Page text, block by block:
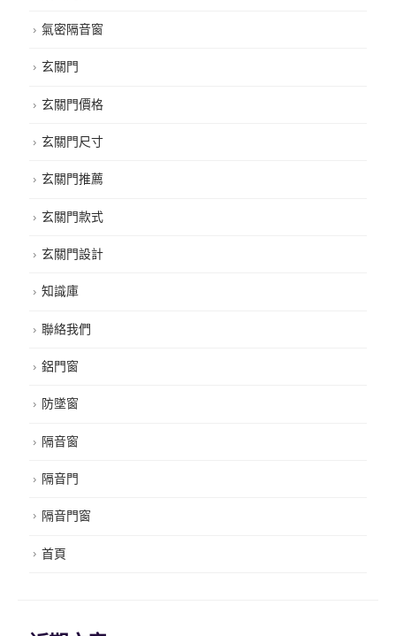
氣密隔音窗
玄關門
玄關門價格
玄關門尺寸
玄關門推薦
玄關門款式
玄關門設計
知識庫
聯絡我們
鋁門窗
防墜窗
隔音窗
隔音門
隔音門窗
首頁